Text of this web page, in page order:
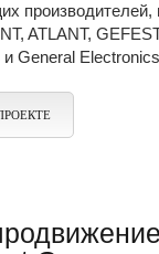
производителей,
ATLANT,
General